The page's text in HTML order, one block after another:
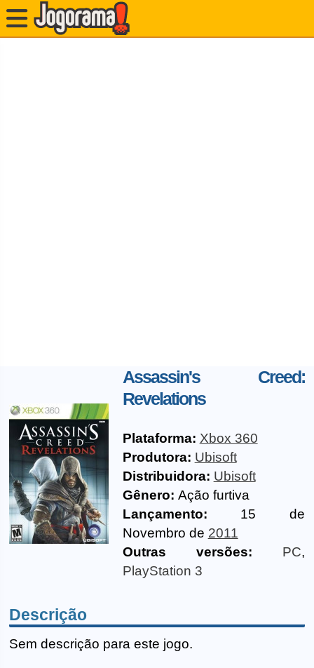
Assassin's Creed:
Revelations
Plataforma: Xbox 360
Produtora: Ubisoft
Distribuidora: Ubisoft
Gênero: Ação furtiva
Lançamento: 15 de
Novembro de 2011
Outras versões:
PC,
PlayStation 3
Descrição
Sem descrição para este jogo.